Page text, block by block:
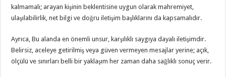
kalmamalı; arayan kişinin beklentisine uygun olarak mahremiyet,
ulaşılabilirlik, net bilgi ve doğru iletişim başlıklarını da kapsamalıdır.
Ayrıca, Bu alanda en önemli unsur, karşılıklı saygıya dayalı iletişimdir.
Belirsiz, aceleye getirilmiş veya güven vermeyen mesajlar yerine; açık,
ölçülü ve sınırları belli bir yaklaşım her zaman daha sağlıklı sonuç verir.